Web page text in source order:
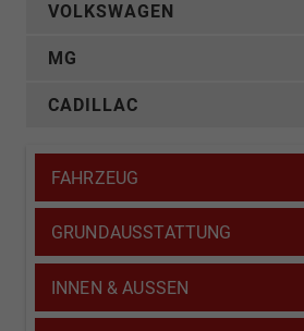
VOLKSWAGEN
MG
CADILLAC
FAHRZEUG
GRUNDAUSSTATTUNG
INNEN & AUSSEN